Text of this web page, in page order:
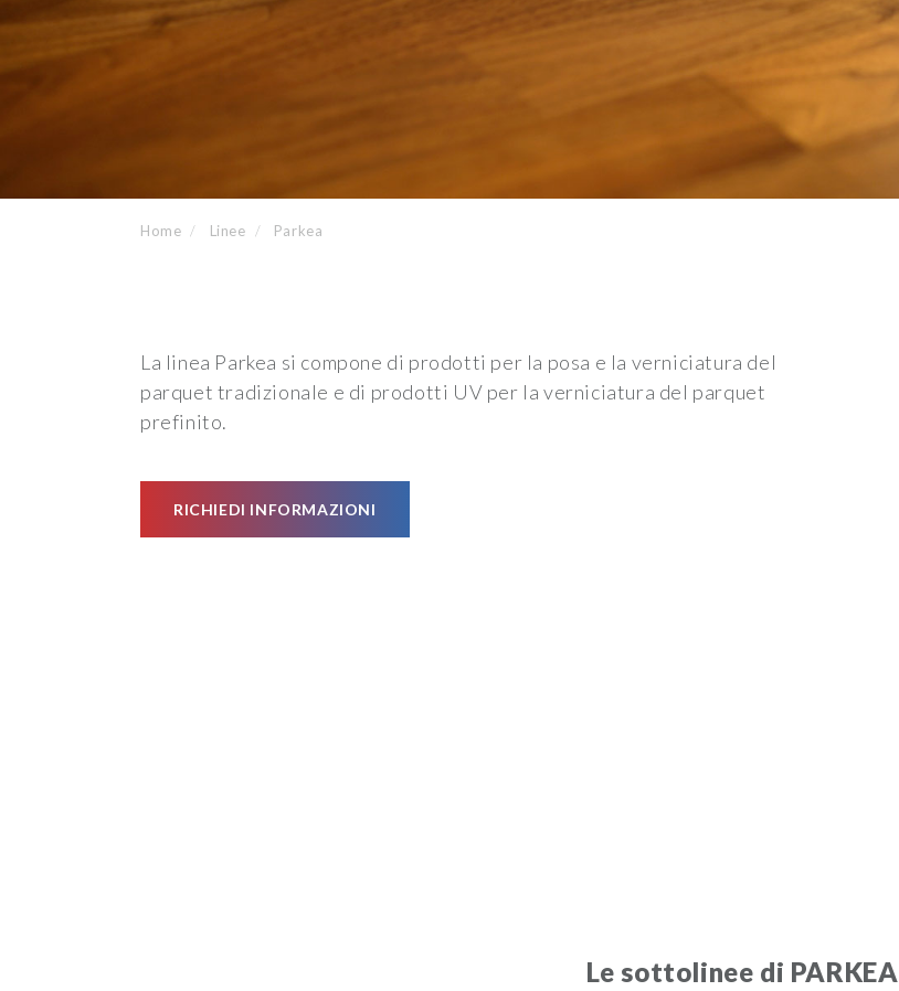
Home Linee Parkea
La linea Parkea si compone di prodotti per la posa e la verniciatura del
parquet tradizionale e di prodotti UV per la verniciatura del parquet
prefinito.
RICHIEDI INFORMAZIONI
Le sottolinee di PARKEA